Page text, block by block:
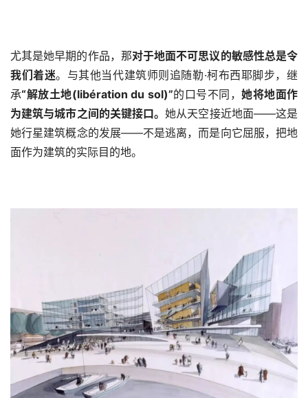
尤其是她早期的作品，那对于地面不可思议的敏感性总是令
我们着迷。与其他当代建筑师则追随勒·柯布西耶脚步，继
承“解放土地(libération du sol)”的口号不同，她将地面作
为建筑与城市之间的关键接口。她从天空接近地面——这是
她行星建筑概念的发展——不是逃离，而是向它屈服，把地
面作为建筑的实际目的地。